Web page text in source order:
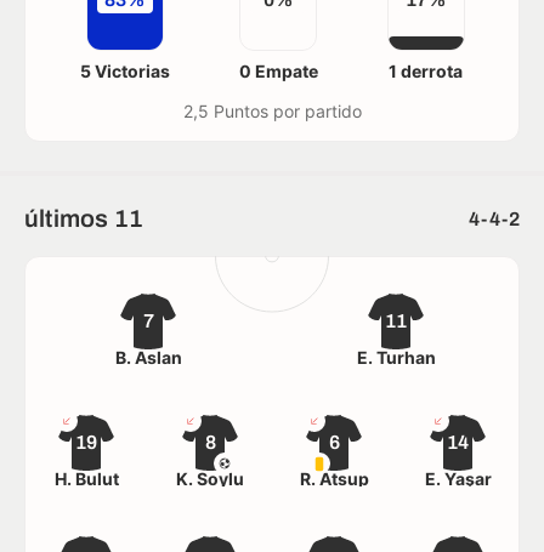
5 Victorias 0 Empate
1 derrota
2,5 Puntos por partido
últimos 11 4-4-2
19
H. Bulut
8
K. Soylu
6
R. Atsup
14
E. Yaşar
7
B. Aslan
11
E. Turhan